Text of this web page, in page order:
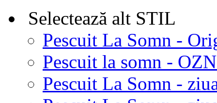
Selectează alt STIL
Pescuit La Somn -
Pescuit la somn -
Pescuit La Somn -